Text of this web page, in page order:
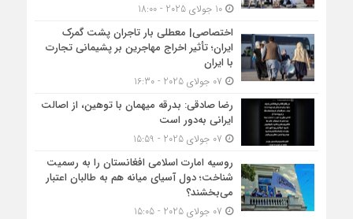
10 جولای 2025 - 18:00
اختصاصی| معطلی بار تاجران پشت گمرک
ایران؛ تأثیر اخراج مهاجرین بر پشیمانی تجارت
با ایران
رضا صادقی: بدرقه میهمان با توهین، از اصالت
ایرانی به‌دور است
روسیه امارت اسلامی افغانستان را به رسمیت
شناخت؛ دول آسیای میانه هم به طالبان اعتبار
می‎‌بخشند؟